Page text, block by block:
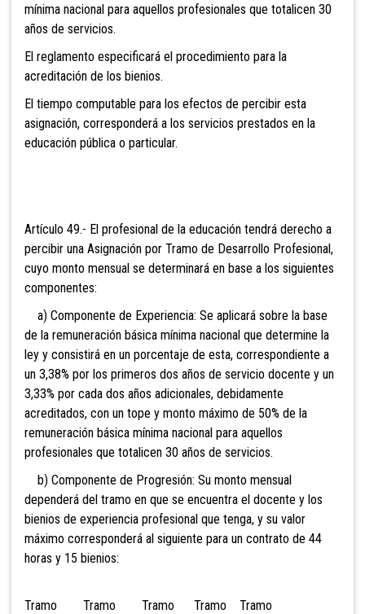
mínima nacional para aquellos profesionales que totalicen 30
años de servicios.
El reglamento especificará el procedimiento para la
acreditación de los bienios.
El tiempo computable para los efectos de percibir esta
asignación, corresponderá a los servicios prestados en la
educación pública o particular.
Artículo 49.- El profesional de la educación tendrá derecho a
percibir una Asignación por Tramo de Desarrollo Profesional,
cuyo monto mensual se determinará en base a los siguientes
componentes:
a) Componente de Experiencia: Se aplicará sobre la base
de la remuneración básica mínima nacional que determine la
ley y consistirá en un porcentaje de esta, correspondiente a
un 3,38% por los primeros dos años de servicio docente y un
3,33% por cada dos años adicionales, debidamente
acreditados, con un tope y monto máximo de 50% de la
remuneración básica mínima nacional para aquellos
profesionales que totalicen 30 años de servicios.
b) Componente de Progresión: Su monto mensual
dependerá del tramo en que se encuentra el docente y los
bienios de experiencia profesional que tenga, y su valor
máximo corresponderá al siguiente para un contrato de 44
horas y 15 bienios:
Tramo Tramo Tramo Tramo Tramo